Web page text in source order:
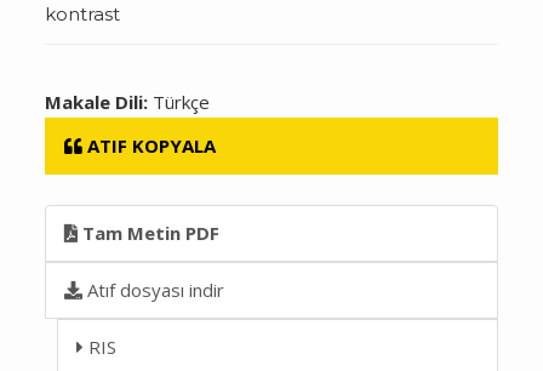
kontrast
Makale Dili: Türkçe
ATIF KOPYALA
Tam Metin PDF
Atıf dosyası indir
RIS